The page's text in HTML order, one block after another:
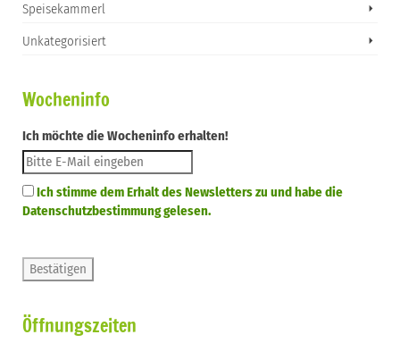
Speisekammerl
Unkategorisiert
Wocheninfo
Ich möchte die Wocheninfo erhalten!
Ich stimme dem Erhalt des Newsletters zu und habe die
Datenschutzbestimmung gelesen.
Öffnungszeiten